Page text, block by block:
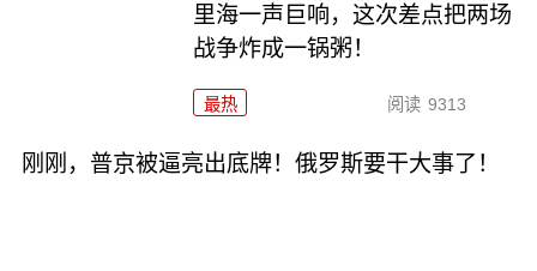
里海一声巨响，这次差点把两场
战争炸成一锅粥！
最热 阅读 9313
刚刚，普京被逼亮出底牌！俄罗斯要干大事了！